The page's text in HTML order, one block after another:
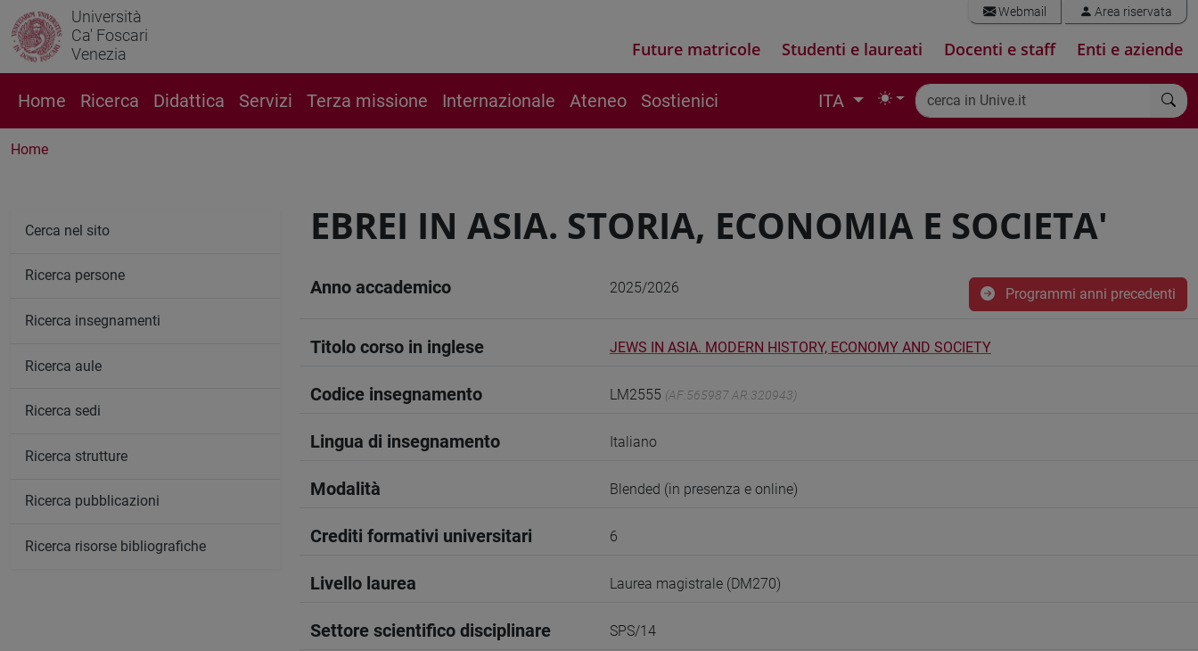
Università
Ca' Foscari
Venezia
Webmail Area riservata
Future matricole Studenti e laureati Docenti e staff Enti e aziende
Home Ricerca Didattica Servizi Terza missione Internazionale Ateneo Sostienici ITA
Home
EBREI IN ASIA. STORIA, ECONOMIA E SOCIETA'
Anno accademico 2025/2026 Programmi anni precedenti
Titolo corso in inglese JEWS IN ASIA. MODERN HISTORY, ECONOMY AND SOCIETY
Codice insegnamento LM2555 (AF:565987 AR:320943)
Lingua di insegnamento Italiano
Modalità Blended (in presenza e online)
Crediti formativi universitari 6
Livello laurea Laurea magistrale (DM270)
Settore scientifico disciplinare SPS/14
Cerca nel sito
Ricerca persone
Ricerca insegnamenti
Ricerca aule
Ricerca sedi
Ricerca strutture
Ricerca pubblicazioni
Ricerca risorse bibliografiche